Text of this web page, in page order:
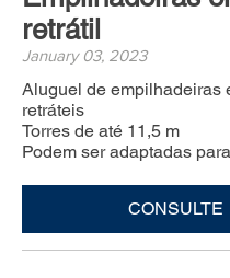
retrátil
January 03, 2023
Aluguel de empilhadeiras
retráteis
Torres de até 11,5 m
Podem ser adaptadas
CONSULTE